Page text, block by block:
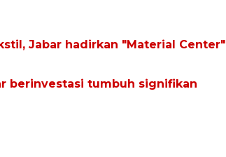
Jabar hadirkan "Material Center"
berinvestasi tumbuh signifikan